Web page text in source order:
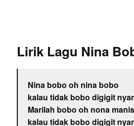
Lirik Lagu Nina
Nina bobo oh nina bobo
kalau tidak bobo digigit
Marilah bobo oh nona manis
kalau tidak bobo digigit